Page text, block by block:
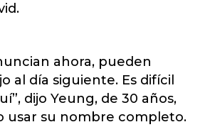
ahora, pueden
al día siguiente. Es difícil
dijo Yeung, de 30 años,
usar su nombre completo.